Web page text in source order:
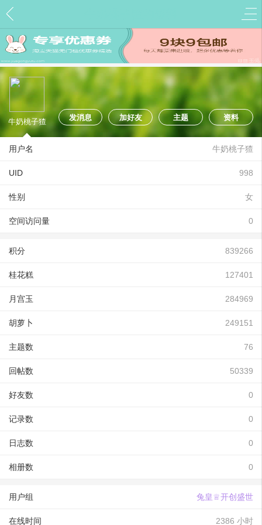
牛奶桃子猹 发消息 加好友 主题 资料
用户名 牛奶桃子猹
UID 998
性别 女
空间访问量 0
积分 839266
桂花糕 127401
月宫玉 284969
胡萝卜 249151
主题数 76
回帖数 50339
好友数 0
记录数 0
日志数 0
相册数 0
用户组 兔皇♕开创盛世
在线时间 2386 小时